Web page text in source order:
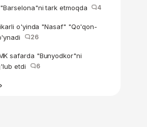
tark etmoqda 4
o'yinda "Nasaf" "Qo'qon-
26
safarda "Bunyodkor"ni
etdi
6